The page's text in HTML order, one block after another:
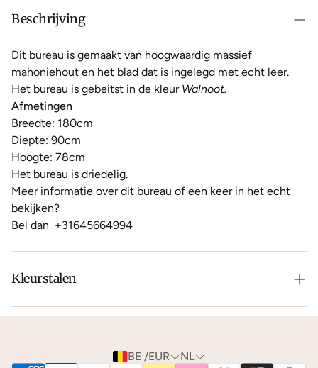
Beschrijving
Dit bureau is gemaakt van hoogwaardig massief
mahoniehout en het blad dat is ingelegd met echt leer.
Het bureau is gebeitst in de kleur Walnoot.
Afmetingen
Breedte: 180cm
Diepte: 90cm
Hoogte: 78cm
Het bureau is driedelig.
Meer informatie over dit bureau of een keer in het echt
bekijken?
Bel dan +31645664994
Kleurstalen
Is de leer of hout kleur net niet zoals je het in gedachten
BE /EUR NL